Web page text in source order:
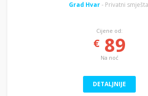
Grad Hvar- Privatni
Cijene od:
€89
Na noć
DETALJNIJE